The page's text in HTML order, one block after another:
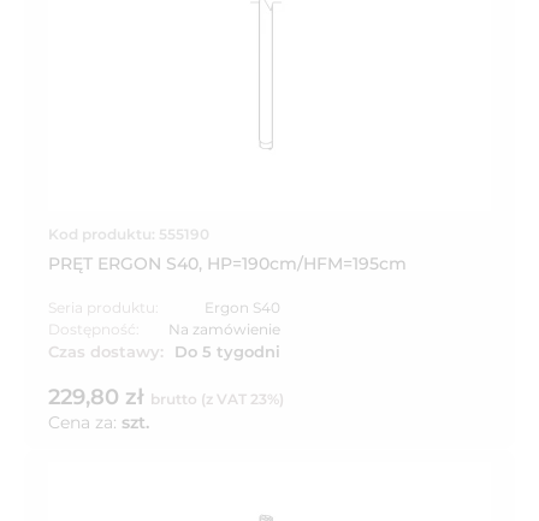
Kod produktu: 555190
PRĘT ERGON S40, HP=190cm/HFM=195cm
Seria produktu:
Ergon S40
Dostępność:
Na zamówienie
Czas dostawy: Do 5 tygodni
229,80 zł brutto (z VAT 23%)
Cena za: szt.